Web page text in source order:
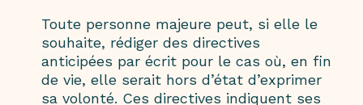
Toute personne majeure peut, si elle le
souhaite, rédiger des directives
anticipées par écrit pour le cas où, en fin
de vie, elle serait hors d’état d’exprimer
sa volonté. Ces directives indiquent ses